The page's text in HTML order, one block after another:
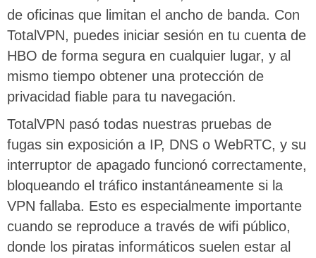
de oficinas que limitan el ancho de banda. Con
TotalVPN, puedes iniciar sesión en tu cuenta de
HBO de forma segura en cualquier lugar, y al
mismo tiempo obtener una protección de
privacidad fiable para tu navegación.
TotalVPN pasó todas nuestras pruebas de
fugas sin exposición a IP, DNS o WebRTC, y su
interruptor de apagado funcionó correctamente,
bloqueando el tráfico instantáneamente si la
VPN fallaba. Esto es especialmente importante
cuando se reproduce a través de wifi público,
donde los piratas informáticos suelen estar al